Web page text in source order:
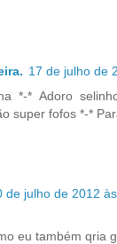
17 de julho de
*-* Adoro
super fofos *-*
de julho de 2012
eu também qria